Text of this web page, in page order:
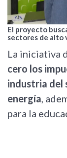
El proyecto
sectores de alto
La iniciativa
cero los
industria del
energía,
para la